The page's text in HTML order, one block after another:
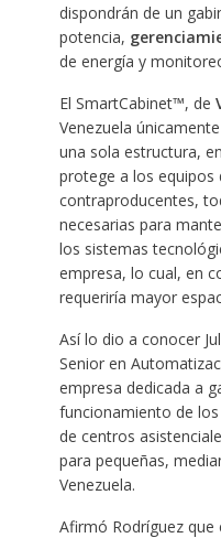
dispondrán de un
potencia,
de energía y
El SmartCabinet™, de
Venezuela
una sola estructura,
protege a los equipos
contraproducentes,
necesarias para
los sistemas
empresa, lo cual, en
requeriría mayor
Así lo dio a conocer
Senior en
empresa dedicada a
funcionamiento de los
de centros
para pequeñas,
Venezuela.
Afirmó Rodríguez que